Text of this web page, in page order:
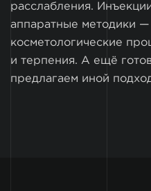
расслабления.
аппаратные методики —
косметологические
и терпения. А ещё
предлагаем иной